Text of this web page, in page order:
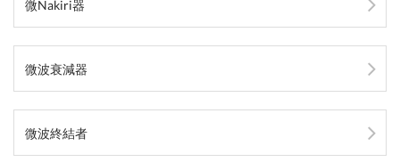
微Nakiri器
微波衰減器
微波終結者